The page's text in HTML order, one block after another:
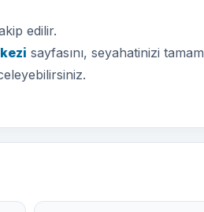
edilir.
sayfasını, seyahatinizi